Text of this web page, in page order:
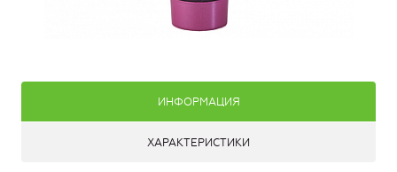
ИНФОРМАЦИЯ
ХАРАКТЕРИСТИКИ